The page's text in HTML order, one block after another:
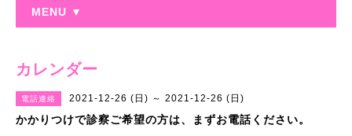
MENU ▼
カレンダー
電話連絡 2021-12-26 (日) ～ 2021-12-26 (日)
かかりつけで診察ご希望の方は、まずお電話ください。